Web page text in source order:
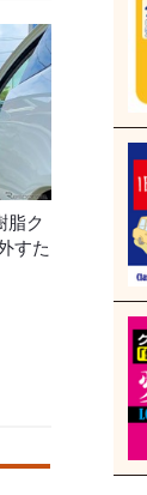
脂ク
すた